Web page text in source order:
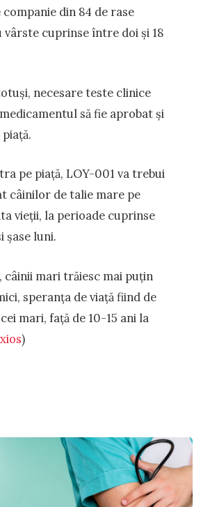
companie din 84 de rase
vârste cuprinse între doi și 18
necesare teste clinice
să fie aprobat și
pe piață, LOY-001 va trebui
câinilor de talie mare pe
vieții, la perioade cuprinse
șase luni.
câinii mari trăiesc mai puțin
speranța de viață fiind de
mari, față de 10-15 ani la
)